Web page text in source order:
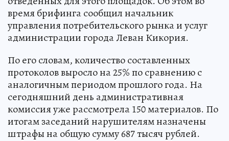
время брифинга сообщил начальник
управления потребительского рынка и услуг
администрации города Леван Кикория.
По его словам, количество составленных
протоколов выросло на 25% по сравнению с
аналогичным периодом прошлого года. На
сегодняшний день административная
комиссия уже рассмотрела 150 материалов. По
итогам заседаний нарушителям назначены
штрафы на общую сумму 687 тысяч рублей.